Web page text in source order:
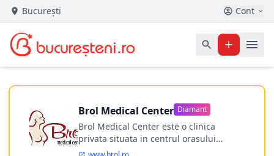
București Cont
Brol Medical Center Diamant
Brol Medical Center este o clinica
privata situata in centrul orasului
Timisoara avand o experienta de